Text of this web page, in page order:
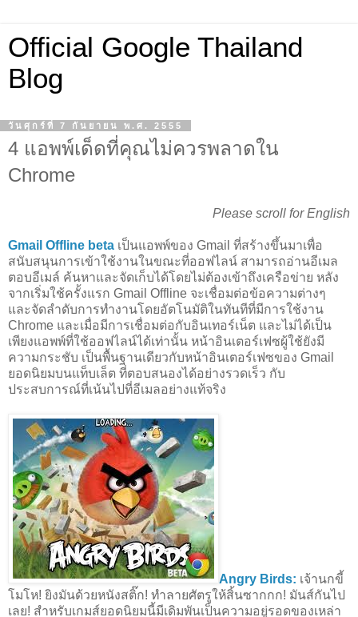
Official Google Thailand
Blog
วันศุกร์ที่ 7 กันยายน พ.ศ. 2555
4 แอพพ์เด็ดที่คุณไม่ควรพลาดใน
Chrome
Please scroll for English
Gmail Offline beta เป็นแอพพ์ของ Gmail ที่สร้างขึ้นมาเพื่อ
สนับสนุนการเข้าใช้งานในขณะที่ออฟไลน์ สามารถอ่านอีเมล
ตอบอีเมล์ ค้นหาและจัดเก็บได้โดยไม่ต้องเข้าถึงเครือข่าย หลัง
จากเริ่มใช้ครั้งแรก Gmail Offline จะเชื่อมต่อข้อความต่างๆ
และจัดลำดับการทำงานโดยอัตโนมัติในทันทีที่มีการใช้งาน
Chrome และเมื่อมีการเชื่อมต่อกับอินเทอร์เน็ต และไม่ได้เป็น
เพียงแอพพ์ที่ใช้ออฟไลน์ได้เท่านั้น หน้าอินเตอร์เฟซผู้ใช้ยังมี
ความกระชับ เป็นพื้นฐานเดียวกับหน้าอินเตอร์เฟซของ Gmail
ยอดนิยมบนแท็บเล็ต ที่ตอบสนองได้อย่างรวดเร็ว กับ
ประสบการณ์ที่เน้นไปที่อีเมลอย่างแท้จริง
Angry Birds: เจ้านกขี้
โมโห! ยิงมันด้วยหนังสติ๊ก! ทำลายศัตรูให้สิ้นซากกก! มันส์กันไป
เลย! สำหรับเกมส์ยอดนิยมนี้มีเดิมพันเป็นความอยู่รอดของเหล่า